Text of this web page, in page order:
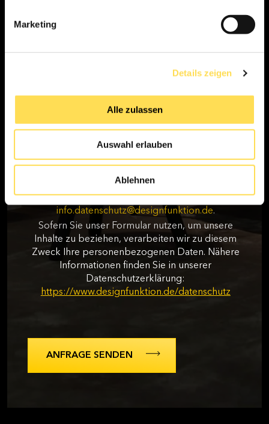
Marketing
Details zeigen
Alle zulassen
Auswahl erlauben
Ablehnen
Von Zeit zu Zeit möchten wir Sie mit unserem
Newsletter über Inhalte (E-Books, Webinare,
Dienstleistungen informieren. Hierfür benötigen
designfunktion zu. Ich bin damit einverstanden, dass
auch eine Analyse durch individuelle Messung und
Speicherung von Öffnungs- und Klickraten zu Zwecken
der Newsletter-Auswertung stattfindet.
Sie können diese Einwilligung jederzeit mit
nutzen Sie bitte den Abbestellen-Link in jedem
Newsletter oder kontaktieren uns per E-Mail an
info.datenschutz@designfunktion.de.
Sofern Sie unser Formular nutzen, um unsere
Inhalte zu beziehen, verarbeiten wir zu diesem
Zweck Ihre personenbezogenen Daten. Nähere
Informationen finden Sie in unserer
Datenschutzerklärung:
https://www.designfunktion.de/datenschutz